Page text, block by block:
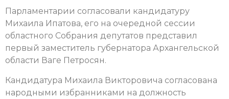
Парламентарии согласовали кандидатуру
Михаила Ипатова, его на очередной сессии
областного Собрания депутатов представил
первый заместитель губернатора Архангельской
области Ваге Петросян.
Кандидатура Михаила Викторовича согласована
народными избранниками на должность